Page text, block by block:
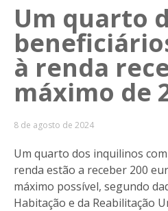
Um quarto
à renda
máximo de
8 de agosto de 2024
Um quarto dos inquilinos
renda estão a receber 200
máximo possível, segundo
Habitação e da Reabilitação